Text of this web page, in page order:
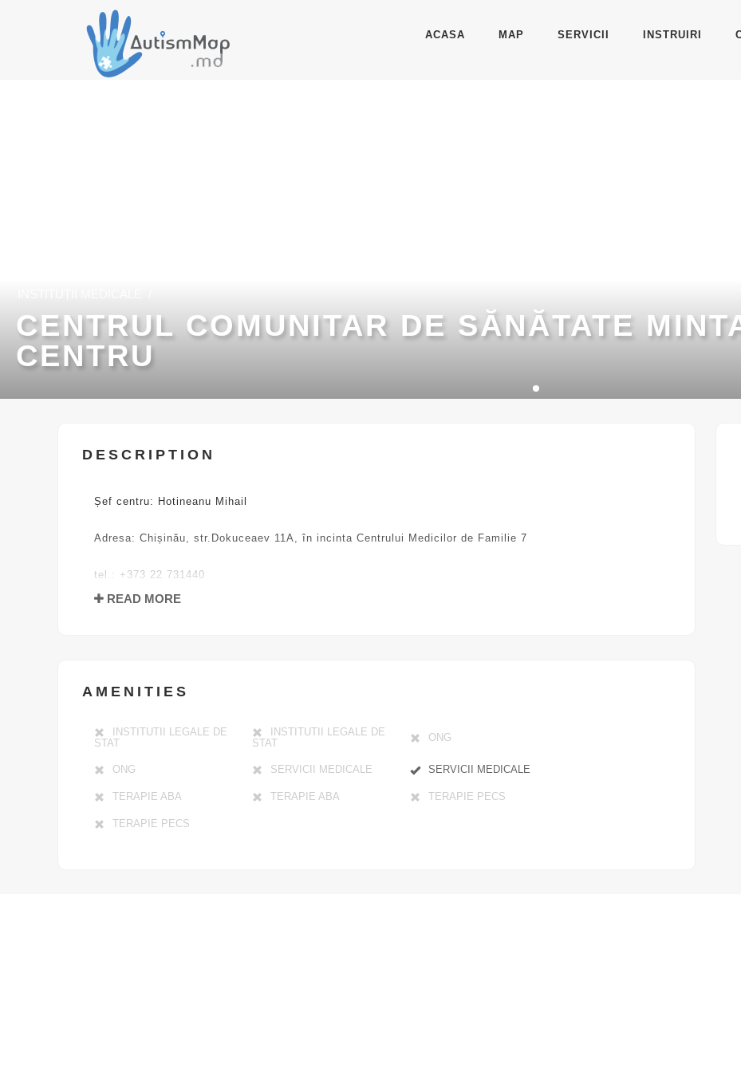
ACASA MAP SERVICII INSTRUIRI
CENTRUL COMUNITAR DE SĂNĂTATE
CENTRU
DESCRIPTION
Șef centru: Hotineanu Mihail
Adresa: Chișinău, str.Dokuceaev 11A, în incinta Centrului Medicilor de Familie 7
tel.: +373 22 731440
READ MORE
AMENITIES
INSTITUTII LEGALE DE
STAT
INSTITUTII LEGALE DE
STAT
ONG
ONG SERVICII MEDICALE SERVICII MEDICALE
TERAPIE ABA TERAPIE ABA TERAPIE PECS
TERAPIE PECS